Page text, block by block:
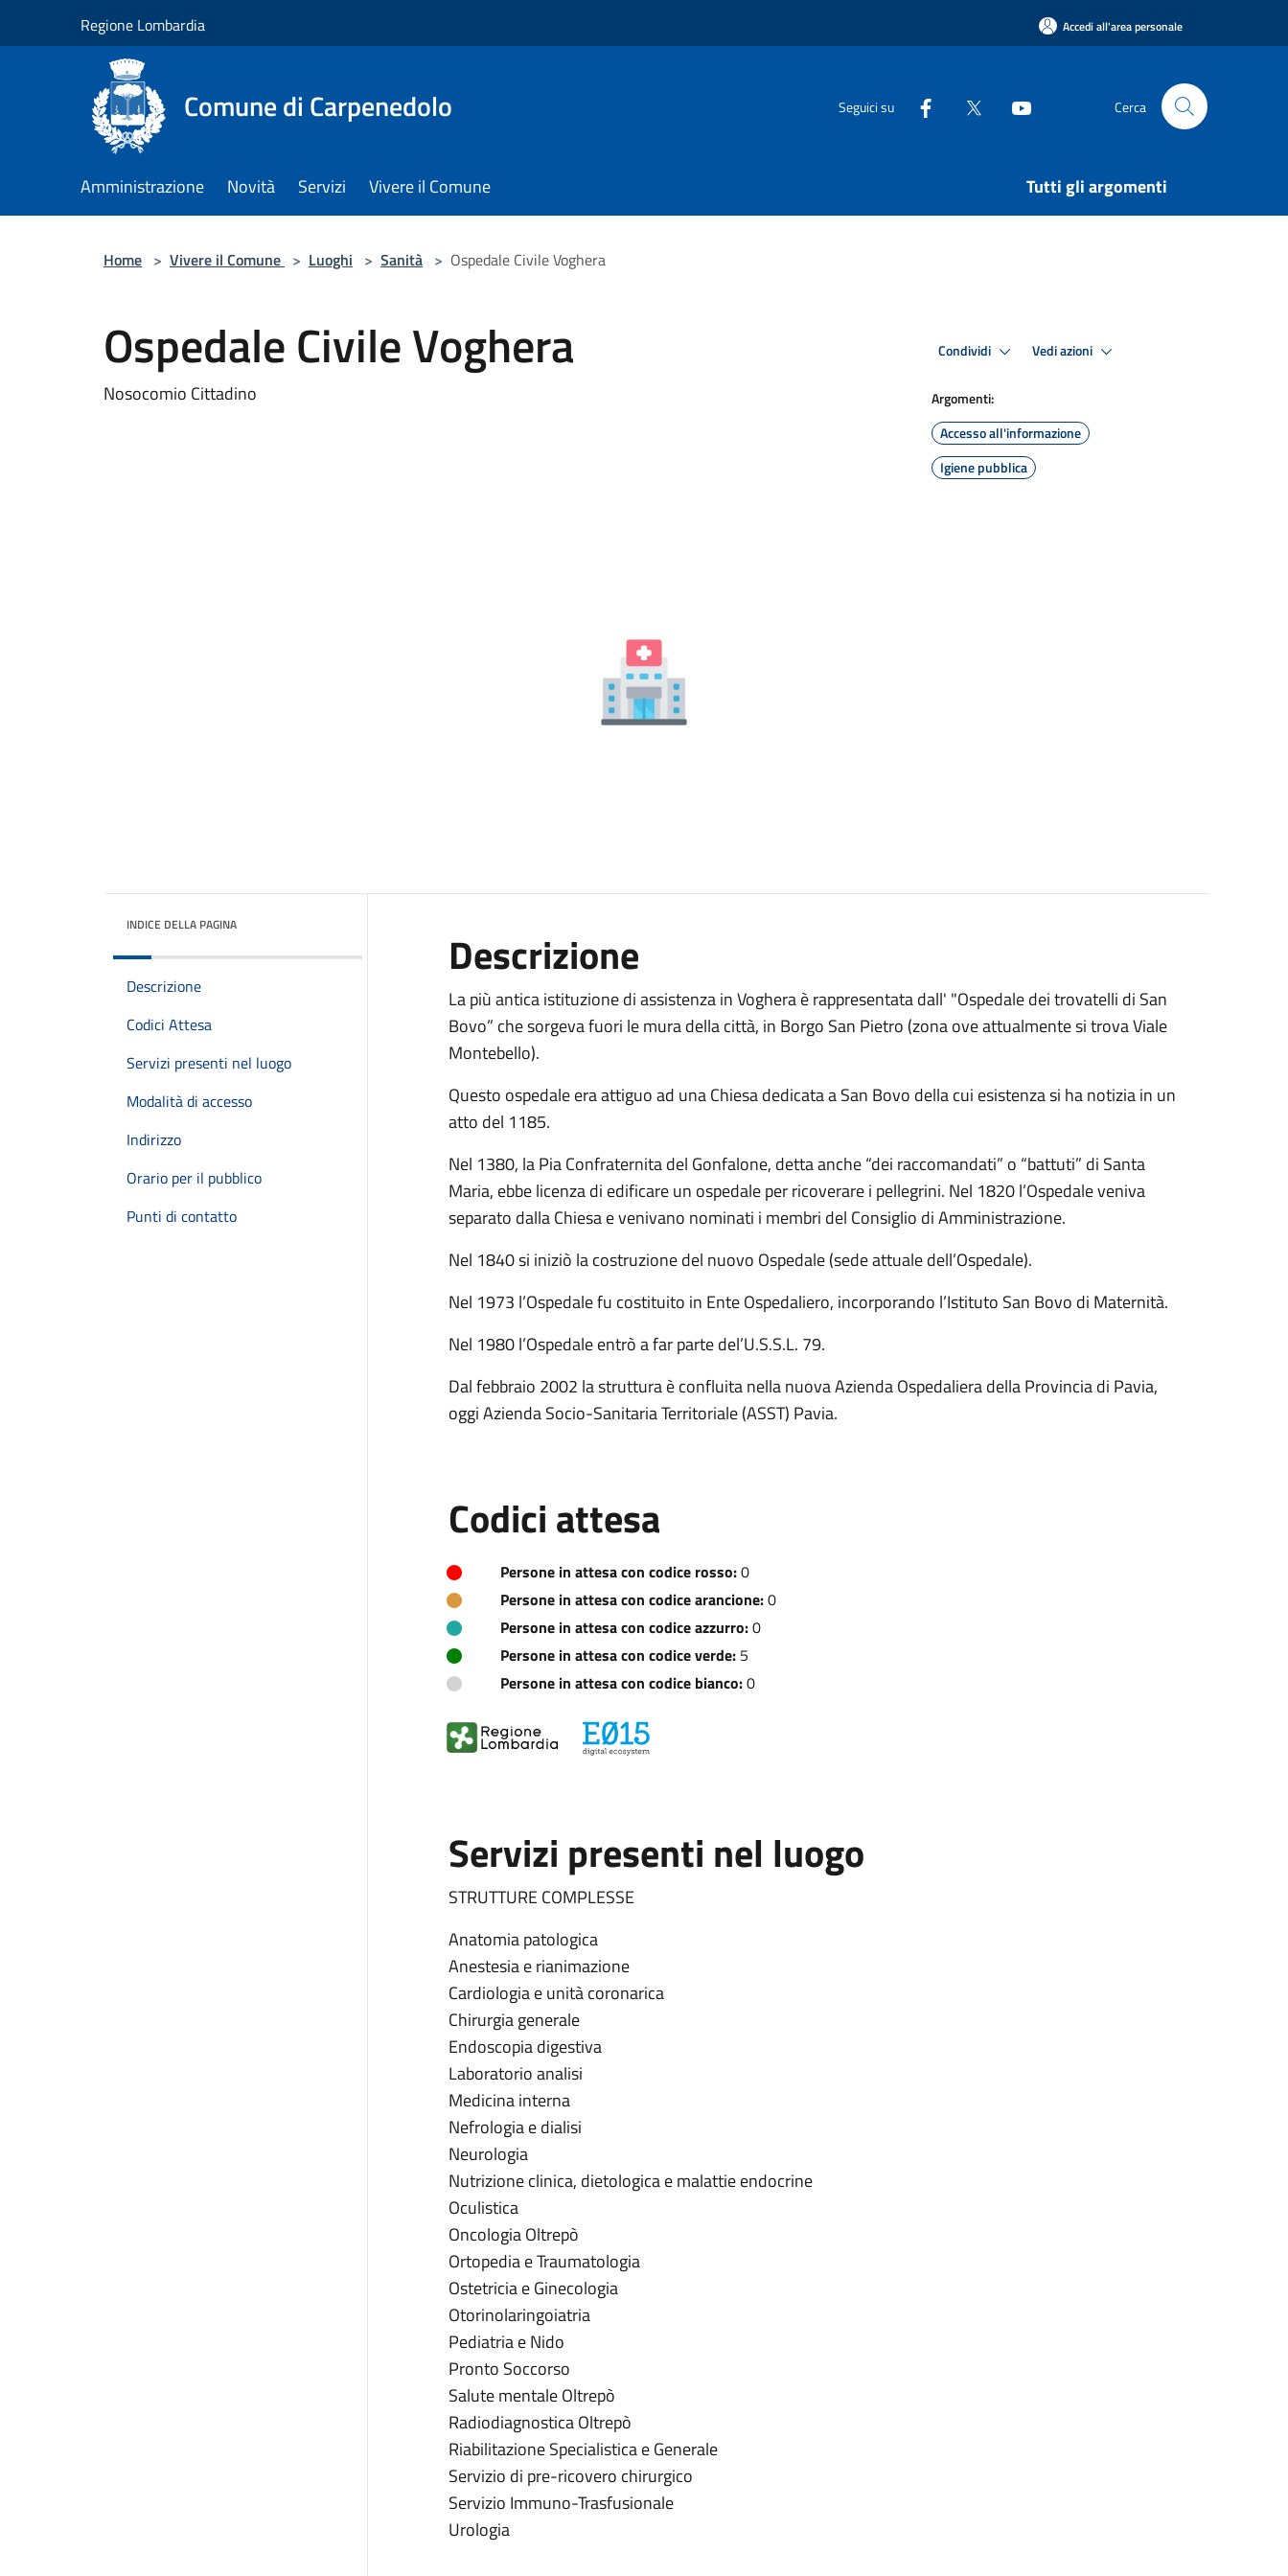
Regione Lombardia Accedi all'area personale
Comune di Carpenedolo Seguici su Cerca
Amministrazione Novità Servizi Vivere il Comune Tutti gli argomenti
Home > Vivere il Comune > Luoghi > Sanità > Ospedale Civile Voghera
Ospedale Civile Voghera
Nosocomio Cittadino
Condividi Vedi azioni
Argomenti:
Accesso all'informazione
Igiene pubblica
INDICE DELLA PAGINA
Descrizione
Codici Attesa
Servizi presenti nel luogo
Modalità di accesso
Indirizzo
Orario per il pubblico
Punti di contatto
Descrizione
La più antica istituzione di assistenza in Voghera è rappresentata dall' "Ospedale dei trovatelli di San
Bovo” che sorgeva fuori le mura della città, in Borgo San Pietro (zona ove attualmente si trova Viale
Montebello).
Questo ospedale era attiguo ad una Chiesa dedicata a San Bovo della cui esistenza si ha notizia in un
atto del 1185.
Nel 1380, la Pia Confraternita del Gonfalone, detta anche “dei raccomandati” o “battuti” di Santa
Maria, ebbe licenza di edificare un ospedale per ricoverare i pellegrini. Nel 1820 l’Ospedale veniva
separato dalla Chiesa e venivano nominati i membri del Consiglio di Amministrazione.
Nel 1840 si iniziò la costruzione del nuovo Ospedale (sede attuale dell’Ospedale).
Nel 1973 l’Ospedale fu costituito in Ente Ospedaliero, incorporando l’Istituto San Bovo di Maternità.
Nel 1980 l’Ospedale entrò a far parte del’U.S.S.L. 79.
Dal febbraio 2002 la struttura è confluita nella nuova Azienda Ospedaliera della Provincia di Pavia,
oggi Azienda Socio-Sanitaria Territoriale (ASST) Pavia.
Codici attesa
Persone in attesa con codice rosso:0
Persone in attesa con codice arancione:0
Persone in attesa con codice azzurro:0
Persone in attesa con codice verde:5
Persone in attesa con codice bianco:0
Servizi presenti nel luogo
STRUTTURE COMPLESSE
Anatomia patologica
Anestesia e rianimazione
Cardiologia e unità coronarica
Chirurgia generale
Endoscopia digestiva
Laboratorio analisi
Medicina interna
Nefrologia e dialisi
Neurologia
Nutrizione clinica, dietologica e malattie endocrine
Oculistica
Oncologia Oltrepò
Ortopedia e Traumatologia
Ostetricia e Ginecologia
Otorinolaringoiatria
Pediatria e Nido
Pronto Soccorso
Salute mentale Oltrepò
Radiodiagnostica Oltrepò
Riabilitazione Specialistica e Generale
Servizio di pre-ricovero chirurgico
Servizio Immuno-Trasfusionale
Urologia